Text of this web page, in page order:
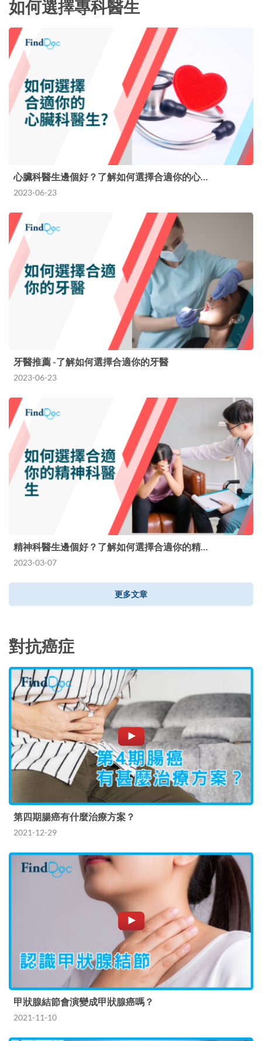
如何選擇專科醫生
心臟科醫生邊個好？了解如何選擇合適你的心…
2023-06-23
牙醫推薦 -了解如何選擇合適你的牙醫
2023-06-23
精神科醫生邊個好？了解如何選擇合適你的精…
2023-03-07
更多文章
對抗癌症
第四期腸癌有什麼治療方案？
2021-12-29
甲狀腺結節會演變成甲狀腺癌嗎？
2021-11-10